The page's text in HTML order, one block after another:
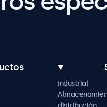
Industrial